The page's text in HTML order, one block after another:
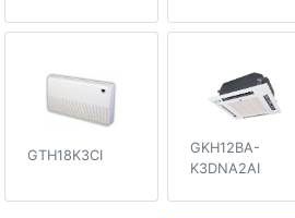
GTH18K3CI
GKH12BA-
K3DNA2AI